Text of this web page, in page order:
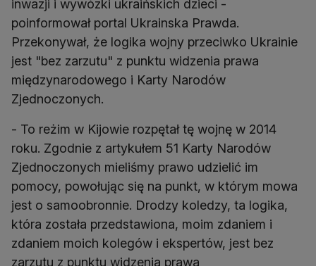
inwazji i wywózki ukraińskich dzieci -
poinformował portal Ukrainska Prawda.
Przekonywał, że logika wojny przeciwko Ukrainie
jest "bez zarzutu" z punktu widzenia prawa
międzynarodowego i Karty Narodów
Zjednoczonych.
- To reżim w Kijowie rozpętał tę wojnę w 2014
roku. Zgodnie z artykułem 51 Karty Narodów
Zjednoczonych mieliśmy prawo udzielić im
pomocy, powołując się na punkt, w którym mowa
jest o samoobronnie. Drodzy koledzy, ta logika,
która została przedstawiona, moim zdaniem i
zdaniem moich kolegów i ekspertów, jest bez
zarzutu z punktu widzenia prawa